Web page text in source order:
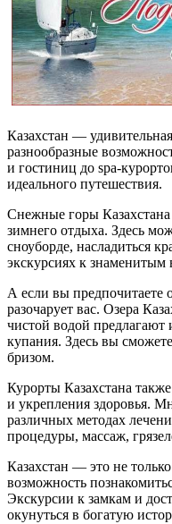
Казахстан —
разнообразные
и гостиниц до spa-
идеального путешествия.
Снежные горы
зимнего отдыха. Здесь
сноуборде, насладиться
экскурсиях к знаменитым
А если вы предпочитаете
разочарует вас. Озера
чистой водой предлагают
купания. Здесь вы
бризом.
Курорты Казахстана
и укрепления здоровья.
различных методах
процедуры, массаж,
Казахстан — это не
возможность
Экскурсии к замкам и
окунуться в богатую